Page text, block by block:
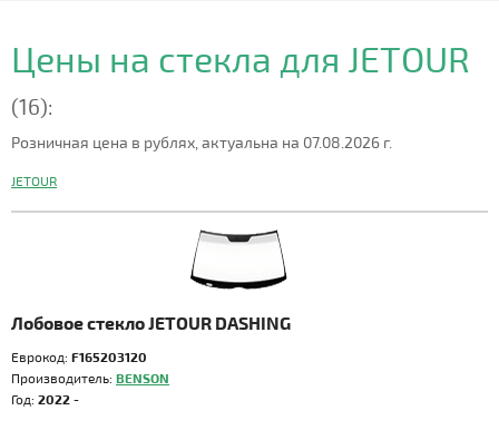
Цены на стекла для JETOUR
(16):
Розничная цена в рублях, актуальна на 07.08.2026 г.
JETOUR
Лобовое стекло JETOUR DASHING
Еврокод: F165203120
Производитель: BENSON
Год: 2022 -